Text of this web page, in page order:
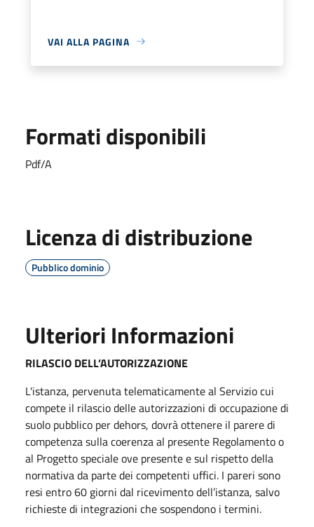
VAI ALLA PAGINA
Formati disponibili
Pdf/A
Licenza di distribuzione
Pubblico dominio
Ulteriori Informazioni
RILASCIO DELL’AUTORIZZAZIONE
L'istanza, pervenuta telematicamente al Servizio cui
compete il rilascio delle autorizzazioni di occupazione di
suolo pubblico per dehors, dovrà ottenere il parere di
competenza sulla coerenza al presente Regolamento o
al Progetto speciale ove presente e sul rispetto della
normativa da parte dei competenti uffici. I pareri sono
resi entro 60 giorni dal ricevimento dell’istanza, salvo
richieste di integrazioni che sospendono i termini.